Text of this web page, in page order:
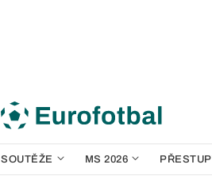
SOUTĚŽE MS 2026